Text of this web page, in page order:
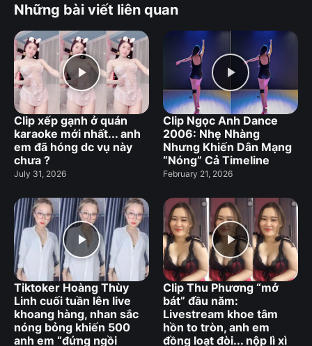
Những bài viết liên quan
Clip xếp gạnh ở quán
karaoke mới nhất... anh
em đã hóng dc vụ này
chưa ?
July 31, 2026
Clip Ngọc Anh Dance
2006: Nhẹ Nhàng
Nhưng Khiến Dân Mạng
“Nóng” Cả Timeline
February 21, 2026
Tiktoker Hoàng Thùy
Linh cuối tuần lên live
khoang hàng, nhan sắc
nóng bỏng khiến 500
anh em “đứng ngồi
Clip Thu Phương “mở
bát” đầu năm:
Livestream khoe tâm
hồn to tròn, anh em
đồng loạt đòi... nộp lì xì